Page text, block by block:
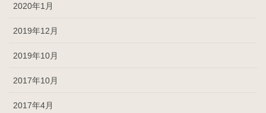
2020年1月
2019年12月
2019年10月
2017年10月
2017年4月